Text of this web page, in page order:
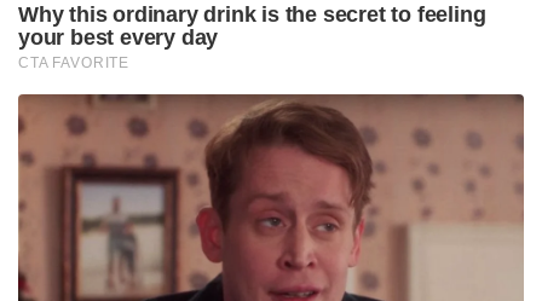
Why this ordinary drink is the secret to feeling
your best every day
CTA FAVORITE